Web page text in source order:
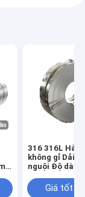
316 316L Hàn
không gỉ Dải
nguội Độ dày
Giá tốt